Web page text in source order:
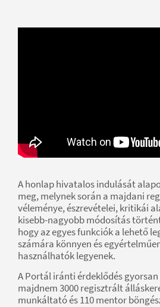
A honlap hivatalos indulását
meg, melynek során a majdani
véleménye, észrevételei, kritikái
kisebb-nagyobb módosítás
hogy az egyes funkciók a lehető
számára könnyen és
használhatók legyenek.
A Portál iránti érdeklődés
majdnem 3000 regisztrált
munkáltató és 110 mentor